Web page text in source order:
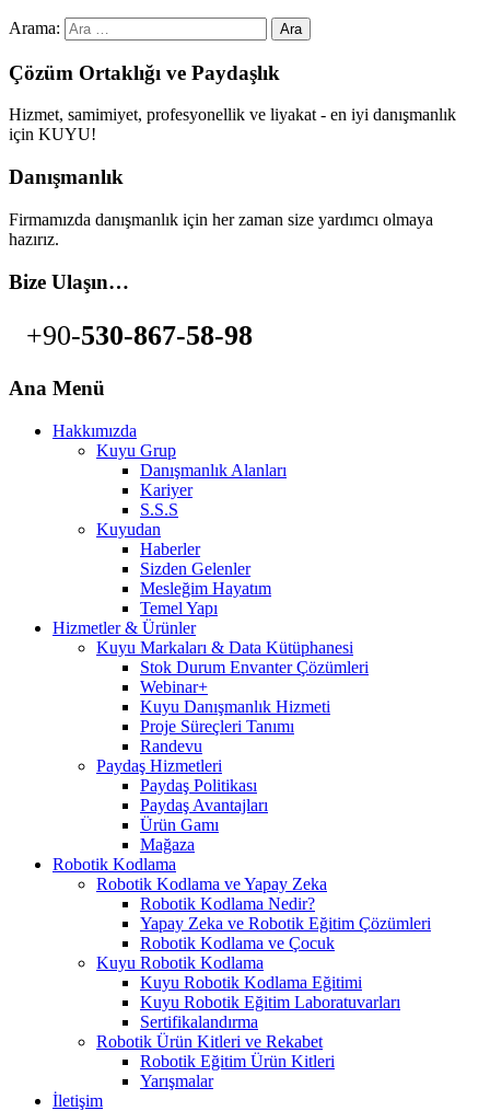
Arama:
Çözüm Ortaklığı ve Paydaşlık
Hizmet, samimiyet, profesyonellik ve liyakat - en iyi danışmanlık
için KUYU!
Danışmanlık
Firmamızda danışmanlık için her zaman size yardımcı olmaya
hazırız.
Bize Ulaşın…
+90-530-867-58-98
Ana Menü
Hakkımızda
Kuyu Grup
Danışmanlık Alanları
Kariyer
S.S.S
Kuyudan
Haberler
Sizden Gelenler
Mesleğim Hayatım
Temel Yapı
Hizmetler & Ürünler
Kuyu Markaları & Data Kütüphanesi
Stok Durum Envanter Çözümleri
Webinar+
Kuyu Danışmanlık Hizmeti
Proje Süreçleri Tanımı
Randevu
Paydaş Hizmetleri
Paydaş Politikası
Paydaş Avantajları
Ürün Gamı
Mağaza
Robotik Kodlama
Robotik Kodlama ve Yapay Zeka
Robotik Kodlama Nedir?
Yapay Zeka ve Robotik Eğitim Çözümleri
Robotik Kodlama ve Çocuk
Kuyu Robotik Kodlama
Kuyu Robotik Kodlama Eğitimi
Kuyu Robotik Eğitim Laboratuvarları
Sertifikalandırma
Robotik Ürün Kitleri ve Rekabet
Robotik Eğitim Ürün Kitleri
Yarışmalar
İletişim